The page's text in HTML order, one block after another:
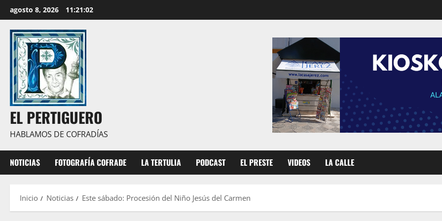
al
contenido
agosto 8, 2026 11:21:03
EL PERTIGUERO
HABLAMOS DE COFRADÍAS
NOTICIAS FOTOGRAFÍA COFRADE LA TERTULIA PODCAST EL PRESTE VIDEOS LA CALLE
Inicio Noticias Este sábado: Procesión del Niño Jesús del Carmen